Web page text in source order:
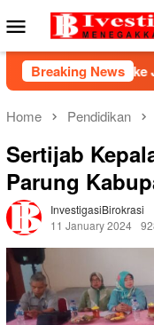
to
Mobile
Menu
Breaking News
Hukum
Home Pendidikan
Sertijab
Parung
InvestigasiBirokrasi
11 January 2024